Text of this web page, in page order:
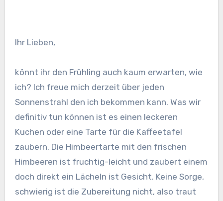
Ihr Lieben,
könnt ihr den Frühling auch kaum erwarten, wie
ich? Ich freue mich derzeit über jeden
Sonnenstrahl den ich bekommen kann. Was wir
definitiv tun können ist es einen leckeren
Kuchen oder eine Tarte für die Kaffeetafel
zaubern. Die Himbeertarte mit den frischen
Himbeeren ist fruchtig-leicht und zaubert einem
doch direkt ein Lächeln ist Gesicht. Keine Sorge,
schwierig ist die Zubereitung nicht, also traut